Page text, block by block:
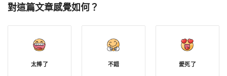
對這篇文章感覺如何？
太棒了 不錯 愛死了